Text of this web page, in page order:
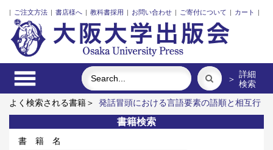
| ご注文方法 | 書店様へ | 教科書採用 | お問い合わせ | ご寄付について | カート |
＞ 詳細
検索
よく検索される書籍＞
発話冒頭における言語要素の語順と相互行
為
スウェーデン語 湯川秀樹 量子力学序説
黄砂の越境マネ
ジメント
対話で創るこれからの「大学」 イタリア語
書籍検索
書 籍 名